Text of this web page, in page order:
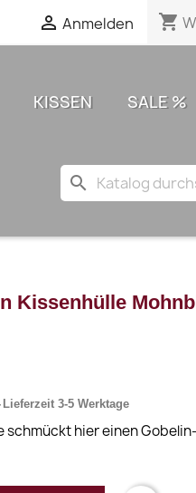
 Anmelden shopping_cart
KISSEN
SALE %
search
Kissenhülle
Lieferzeit 3-5 Werktage
schmückt hier einen